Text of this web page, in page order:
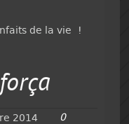
de la vie !
2014 0